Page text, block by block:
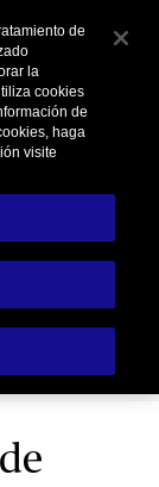
de
la
cookies
de
haga
visite